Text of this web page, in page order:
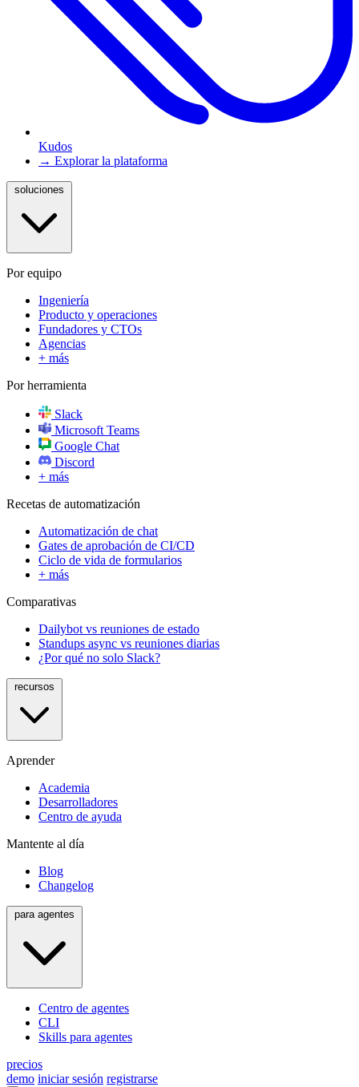
Kudos
→ Explorar la plataforma
Por equipo
Ingeniería
Producto y operaciones
Fundadores y CTOs
Agencias
+ más
Por herramienta
Slack
Microsoft Teams
Google Chat
Discord
+ más
Recetas de automatización
Automatización de chat
Gates de aprobación de CI/CD
Ciclo de vida de formularios
+ más
Comparativas
Dailybot vs reuniones de estado
Standups async vs reuniones diarias
¿Por qué no solo Slack?
Aprender
Academia
Desarrolladores
Centro de ayuda
Mantente al día
Blog
Changelog
Centro de agentes
CLI
Skills para agentes
precios
demo iniciar sesión registrarse